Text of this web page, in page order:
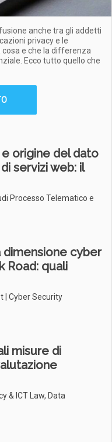
anche tra gli addetti
privacy e le
cosa e che la differenza
Ecco tutto quello che
e origine del dato
servizi web: il
Processo Telematico e
cyber
Road: quali
| Cyber Security
misure di
& ICT Law, Data